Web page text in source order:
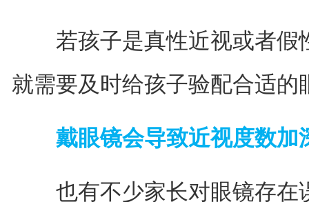
若孩子是真性近视或者假
就需要及时给孩子验配合适的
戴眼镜会导致近视度数加
也有不少家长对眼镜存在